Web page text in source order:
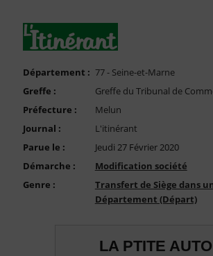
Nous Contacter
Compte PRO
Département : 77 - Seine-et-Marne
Greffe :
Greffe du Tribunal de
Préfecture :
Melun
Journal :
L'itinérant
Parue le :
Jeudi 27 Février 2020
Démarche :
Modification société
Genre :
Transfert de Siège dans
Département (Départ)
LA PTITE AUTO